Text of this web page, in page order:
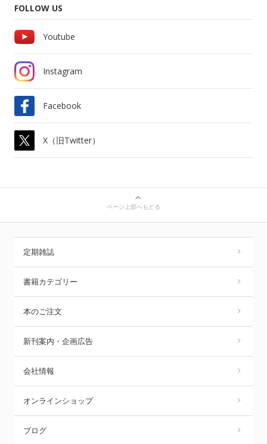
FOLLOW US
Youtube
Instagram
Facebook
X（旧Twitter）
ページ上部へもどる
定期雑誌
書籍カテゴリー
本のご注文
新刊案内・企画広告
会社情報
オンラインショップ
ブログ